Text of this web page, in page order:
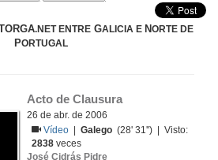
.NET ENTREGALICIA E NORTE DE
PORTUGAL
Acto de Clausura
26 de abr. de 2006
Vídeo
|Galego (28' 31'') | Visto:
2838 veces
José Cidrás Pidre